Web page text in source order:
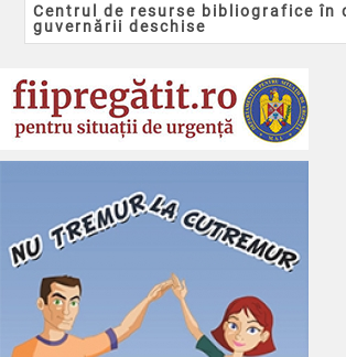
Centrul de resurse bibliografice în
guvernării deschise